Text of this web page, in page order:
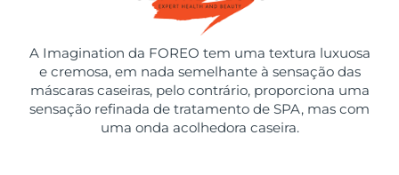
A Imagination da FOREO tem uma textura luxuosa
e cremosa, em nada semelhante à sensação das
máscaras caseiras, pelo contrário, proporciona uma
sensação refinada de tratamento de SPA, mas com
uma onda acolhedora caseira.